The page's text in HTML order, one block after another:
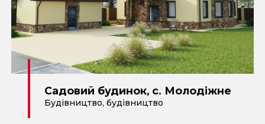
Садовий будинок, с. Молодіжне
Будівництво, будівництво